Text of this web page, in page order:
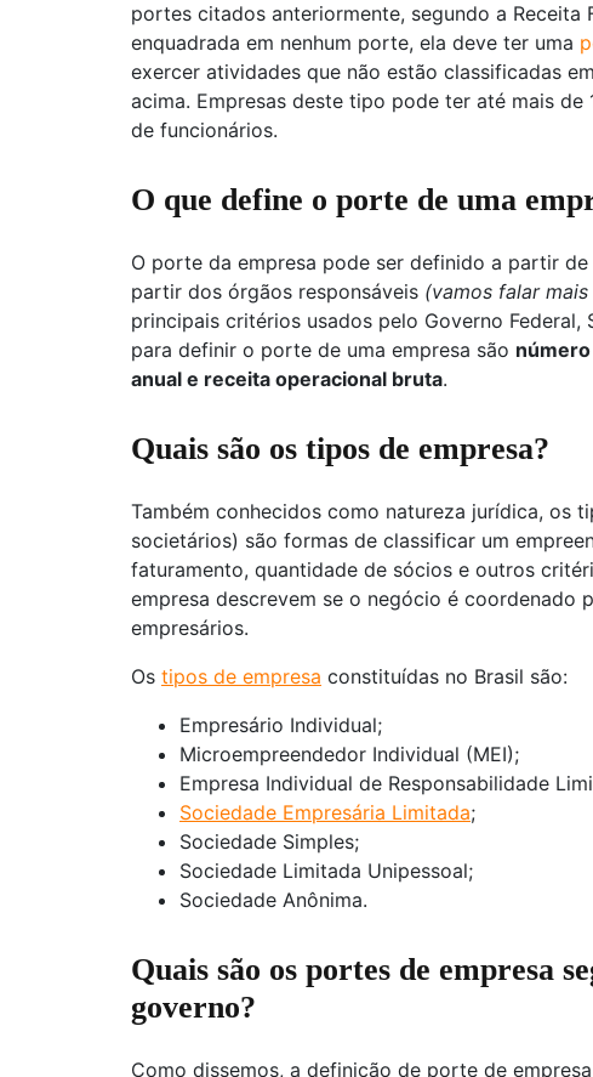
portes citados anteriormente, segundo a Receita
enquadrada em nenhum porte, ela deve ter uma
exercer atividades que não estão classificadas
acima. Empresas deste tipo pode ter até mais
de funcionários.
O que define o porte de uma
O porte da empresa pode ser definido a partir
partir dos órgãos responsáveis (vamos falar
principais critérios usados pelo Governo Federal,
para definir o porte de uma empresa são
anual e receita operacional bruta.
Quais são os tipos de empresa?
Também conhecidos como natureza jurídica, os
societários) são formas de classificar um
faturamento, quantidade de sócios e outros
empresa descrevem se o negócio é coordenado
empresários.
Os tipos de empresa constituídas no Brasil são:
Empresário Individual;
Microempreendedor Individual (MEI);
Empresa Individual de Responsabilidade
Sociedade Empresária Limitada;
Sociedade Simples;
Sociedade Limitada Unipessoal;
Sociedade Anônima.
Quais são os portes de empresa
governo?
Como dissemos, a definição de porte de